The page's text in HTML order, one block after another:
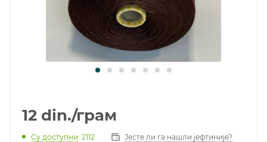
12 din./грам
Су доступни: 2112 Јесте ли га нашли јефтиније?